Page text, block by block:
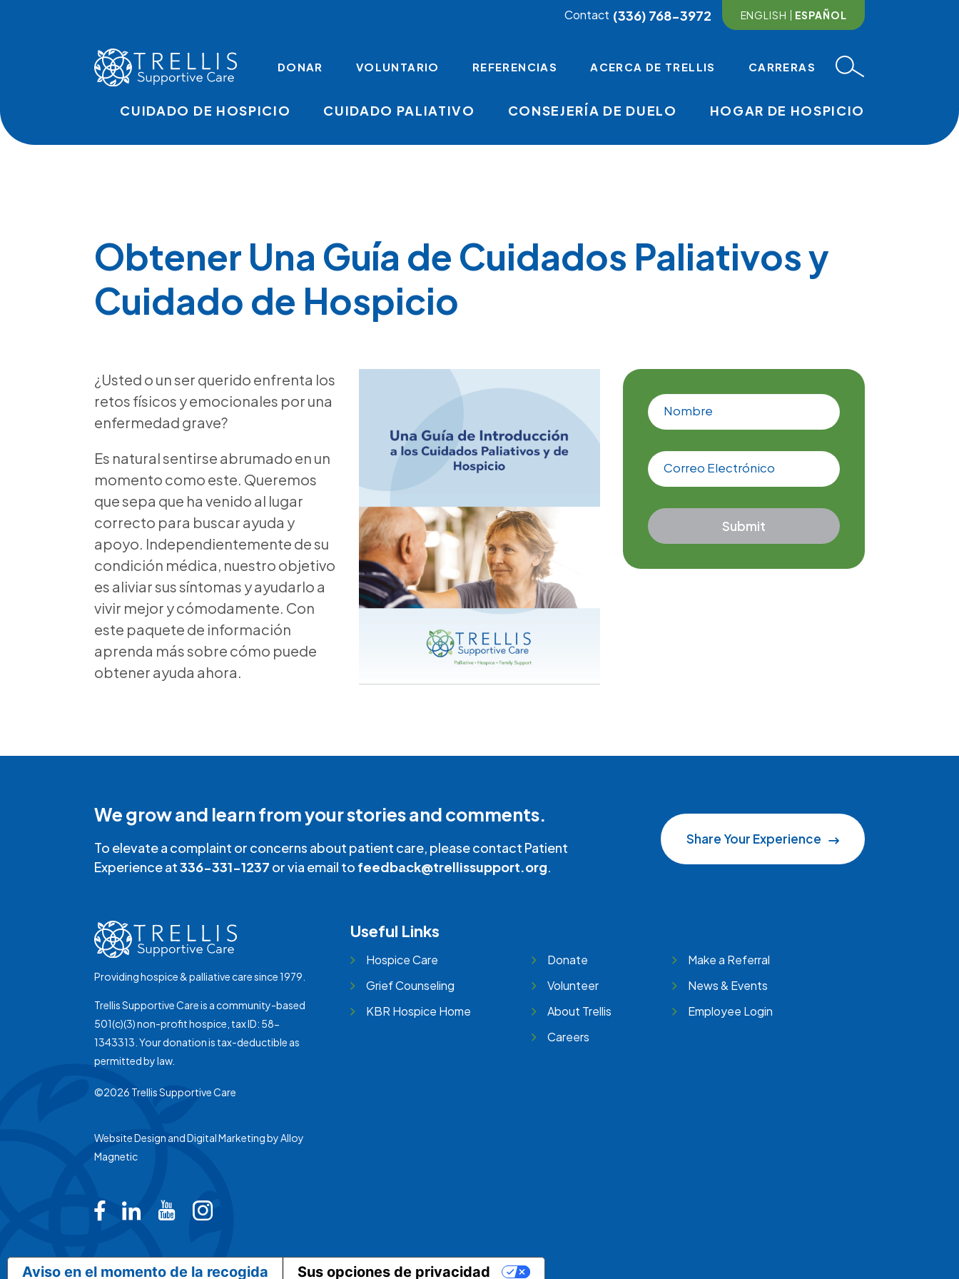
MAIN
CUIDADO DE HOSPICIO CUIDADO PALIATIVO CONSEJERÍA DE DUELO HOGAR DE HOSPICIO
DONAR VOLUNTARIO REFERENCIAS ACERCA DE TRELLIS CARRERAS
ENGLISH ESPAÑOL
Contact (336) 768-3972
Obtener Una Guía de Cuidados Paliativos y
Cuidado de Hospicio
¿Usted o un ser querido enfrenta los
retos físicos y emocionales por una
enfermedad grave?
Es natural sentirse abrumado en un
momento como este. Queremos
que sepa que ha venido al lugar
correcto para buscar ayuda y
apoyo. Independientemente de su
condición médica, nuestro objetivo
es aliviar sus síntomas y ayudarlo a
vivir mejor y cómodamente. Con
este paquete de información
aprenda más sobre cómo puede
obtener ayuda ahora.
Nombre
Correo Electrónico
We grow and learn from your stories and comments.
To elevate a complaint or concerns about patient care, please contact Patient
Experience at336-331-1237 or via email to feedback@trellissupport.org
Share Your Experience
Providing hospice & palliative care since 1979.
Trellis Supportive Care is a community-based
501(c)(3) non-profit hospice, tax ID: 58-
1343313. Your donation is tax-deductible as
permitted by law.
Useful Links
Hospice Care
Grief Counseling
KBR Hospice Home
Donate
Volunteer
About Trellis
Careers
Make a Referral
News & Events
Employee Login
©2026 Trellis Supportive Care
Website Design and Digital Marketing byAlloy
Magnetic
Trellis on Facebook
Trellis on LinkedIn
Trellis on Youtube
Trellis on Instagram
Aviso en el momento de la recogida Sus opciones de privacidad